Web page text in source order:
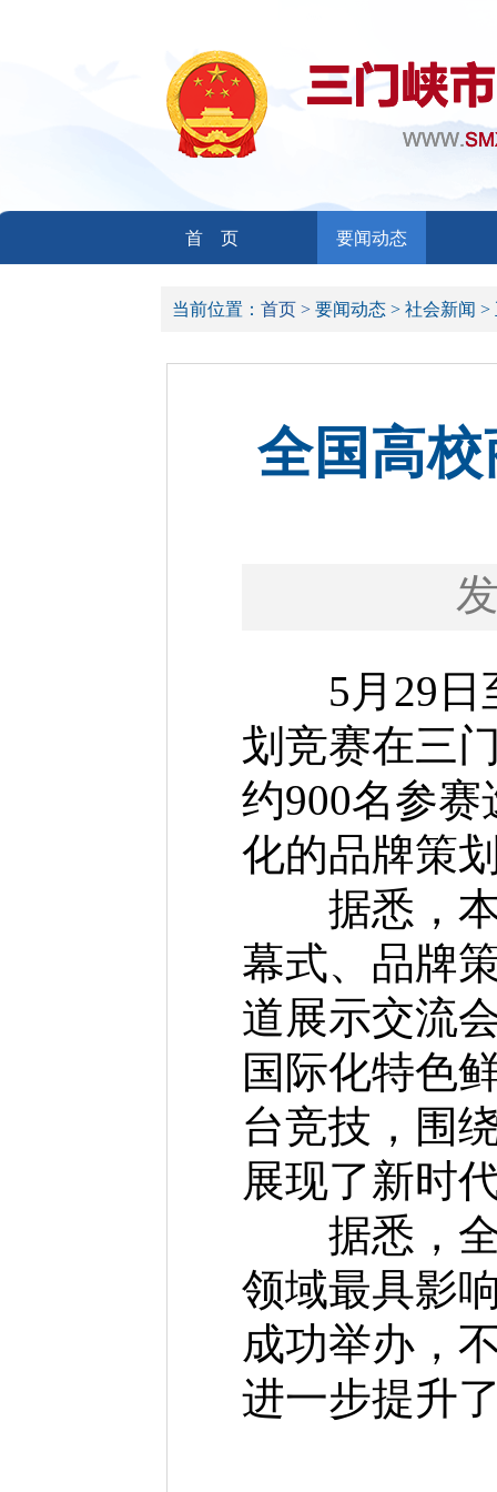
首 页 要闻动态
当前位置： 首页 > 要闻动态 > 社会新闻 >
全国高
5月29日至
划竞赛在三
约900名参
化的品牌策
据悉，本
幕式、品牌
道展示交流
国际化特色
台竞技，围
展现了新时
据悉，全
领域最具影
成功举办，
进一步提升